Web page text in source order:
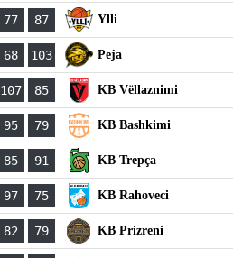
77 87 Ylli
68 103 Peja
107 85 KB Vëllaznimi
95 79 KB Bashkimi
85 91 KB Trepça
97 75 KB Rahoveci
82 79 KB Prizreni